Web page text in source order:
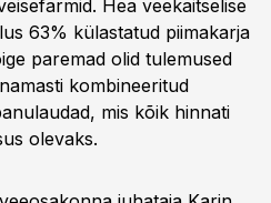
Hea veekaitselise
63% külastatud piimakarja
paremad olid tulemused
kombineeritud
mis kõik hinnati
olevaks.